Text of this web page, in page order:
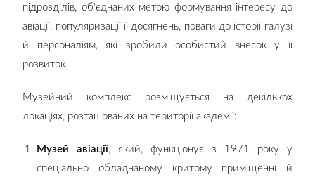
підрозділів, об’єднаних метою формування інтересу до
авіації, популяризації її досягнень, поваги до історії галузі
й персоналіям, які зробили особистий внесок у її
розвиток.
Музейний комплекс розміщується на декількох
локаціях, розташованих на території академії:
Музей авіації, який, функціонує з 1971 року у
спеціально обладнаному критому приміщенні й